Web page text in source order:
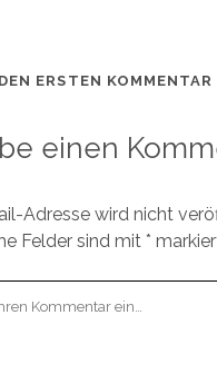
ERSTEN KOMMENTAR
einen
Adresse wird nicht
Felder sind mit *